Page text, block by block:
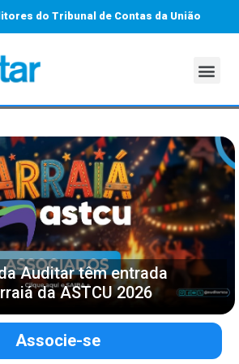
do Tribunal de Contas da União
Auditar têm entrada
da ASTCU 2026
Associe-se